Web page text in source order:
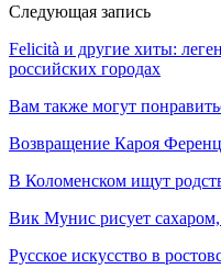
Следующая запись
Felicità и другие хиты:
российских городах
Вам также могут
Возвращение Кароя
В Коломенском ищут
Вик Мунис рисует
Русское искусство в